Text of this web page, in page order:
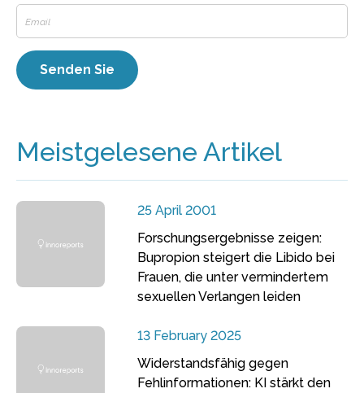
Meistgelesene Artikel
25 April 2001
Forschungsergebnisse zeigen:
Bupropion steigert die Libido bei
Frauen, die unter vermindertem
sexuellen Verlangen leiden
13 February 2025
Widerstandsfähig gegen
Fehlinformationen: KI stärkt den